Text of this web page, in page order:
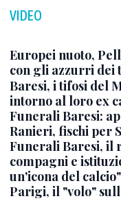
VIDEO
Europei nuoto,
con gli azzurri dei
Baresi, i tifosi del
intorno al loro ex
Funerali Baresi:
Ranieri, fischi per
Funerali Baresi, il
compagni e
un'icona del calcio"
Parigi, il "volo"